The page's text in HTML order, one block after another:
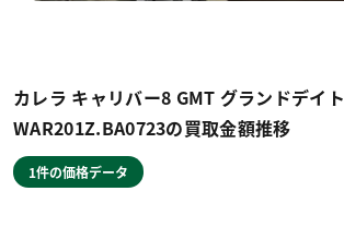
カレラ キャリバー8 GMT グランドデイト
WAR201Z.BA0723の買取金額推移
1件の価格データ